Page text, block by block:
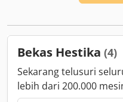
Bekas Hestika (4)
Sekarang telusuri
lebih dari 200.000